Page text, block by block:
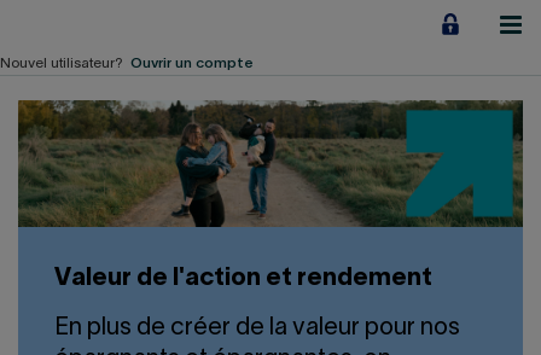
contenu
Particuliers
Employeurs
Financement d'entreprise
Notre Impact
À propos
Nouvel utilisateur? Ouvrir un compte
Valeur de l'action et rendement
En plus de créer de la valeur pour nos